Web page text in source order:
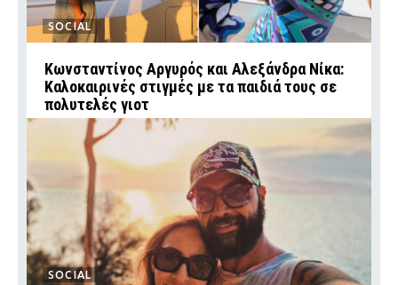
SOCIAL
Κωνσταντίνος Αργυρός και Αλεξάνδρα Νίκα:
Καλοκαιρινές στιγμές με τα παιδιά τους σε
πολυτελές γιοτ
SOCIAL